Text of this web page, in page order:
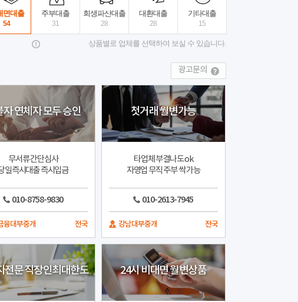
면대출
54
주부대출
31
회생파산대출
28
대환대출
28
기타대출
15
상품별로 업체를 선택하여 보실 수 있습니다.
광고문의
자 연체자 모두 승인
무서류 간단심사
일즉시대출 즉시입금
010-8758-9830
융대부중개 전국
첫거래 월변가능
타업체 부결나도 ok
자영업 무직 주부 싹 가능
010-2613-7945
강남대부중개 전국
전문 직장인최대한도 24시 비대면 월변상품